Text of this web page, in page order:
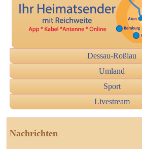
Dessau-Roßlau
Umland
Sport
Livestream
Nachrichten